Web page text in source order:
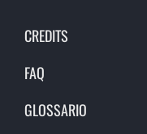
CREDITS
FAQ
GLOSSARIO